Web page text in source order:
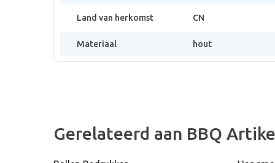
Land van herkomst CN
Materiaal hout
Gerelateerd aan BBQ